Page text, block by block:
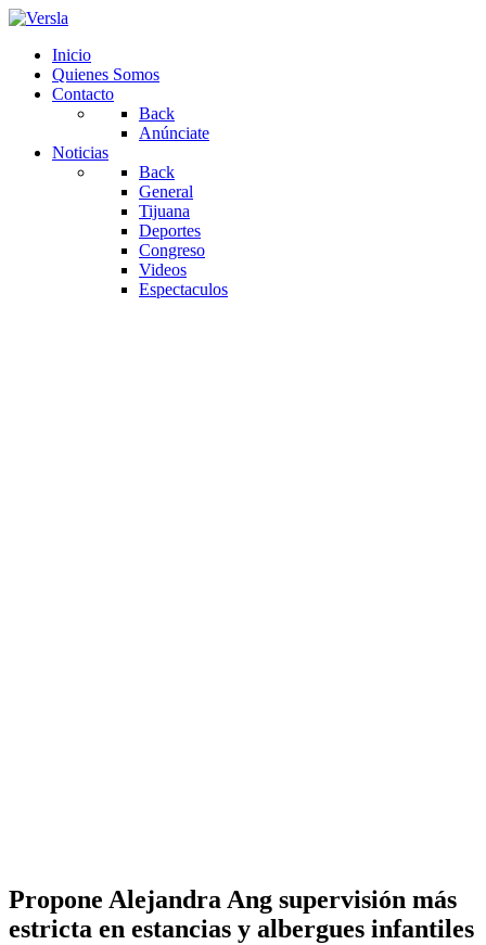
Inicio
Quienes Somos
Contacto
Back
Anúnciate
Noticias
Back
General
Tijuana
Deportes
Congreso
Videos
Espectaculos
Propone Alejandra Ang supervisión más
estricta en estancias y albergues infantiles